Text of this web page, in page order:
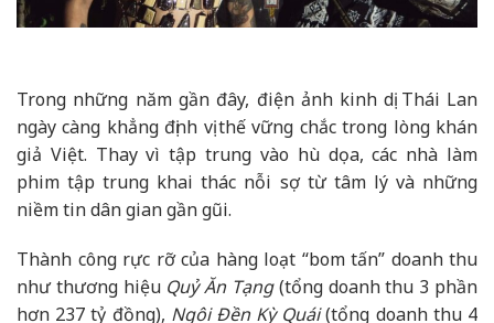
Trong những năm gần đây, điện ảnh kinh dị Thái Lan
ngày càng khẳng định vị thế vững chắc trong lòng khán
giả Việt. Thay vì tập trung vào hù dọa, các nhà làm
phim tập trung khai thác nỗi sợ từ tâm lý và những
niềm tin dân gian gần gũi.
Thành công rực rỡ của hàng loạt “bom tấn” doanh thu
như thương hiệu Quỷ Ăn Tạng(tổng doanh thu 3 phần
hơn 237 tỷ đồng), Ngôi Đền Kỳ Quái(tổng doanh thu 4